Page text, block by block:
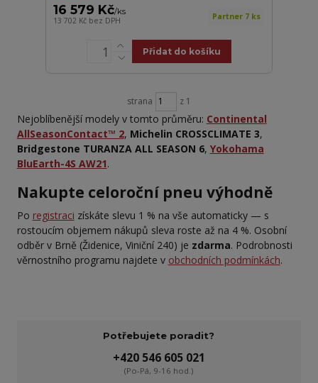
16 579 Kč/ks
13 702 Kč bez DPH Partner 7 ks
Přidat do košíku
strana z 1
Nejoblíbenější modely v tomto průměru: Continental
AllSeasonContact™ 2, Michelin CROSSCLIMATE 3,
Bridgestone TURANZA ALL SEASON 6, Yokohama
BluEarth-4S AW21.
Nakupte celoroční pneu výhodně
Po registraci získáte slevu 1 % na vše automaticky — s
rostoucím objemem nákupů sleva roste až na 4 %. Osobní
odběr v Brně (Židenice, Viniční 240) je zdarma. Podrobnosti
věrnostního programu najdete v obchodních podmínkách.
Potřebujete poradit?
+420 546 605 021
(Po-Pá, 9-16 hod.)